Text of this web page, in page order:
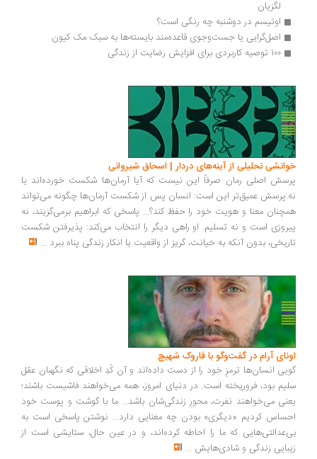
اوتیسم در دوشنبه چه رنگی است؟
اصل‌گرایی یا جست‌وجوی قاعده‌مند بایسته‌ها به سبک مک کیون
تحلیلی از آینه‌های دردار | اسحاق شیروانی
اصلی رمان صرفاً این نیست که آیا آرمان‌ها شکست خورده‌اند یا
عمیق‌تر این است: انسان پس از شکست آرمان‌ها چگونه می‌تواند
معنا و هویت خود را حفظ کند؟... پاسخی که ابراهیم برمی‌گزیند، نه
است و نه تسلیم. او راهی دیگر را انتخاب می‌کند: پذیرفتن شکست
بدون آنکه به خیانت، گریز از واقعیت یا انکار زندگی پناه ببرد...
آرام در گفت‌وگو با فاروک شهیچ‭
انسان‌ها ترمزِ خود را از دست داده‌اند و آن کُدِ اخلاقی که نگهبان عقل
بود، فروریخته است. در دنیای امروز، همه می‌خواهند فاشیست باشند؛
می‌خواهند نفرت، محورِ زندگی‌شان باشد... ما با گوشت و پوست خود
کردیم «دیگری» بودن چه معنایی دارد... نوشتن پاسخی است به
که ما را احاطه کرده‌اند، و در عین حال، ستایشی است از
زندگی و شادی‌هایش...